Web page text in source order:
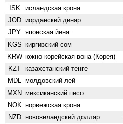
ISK исландская крона
JOD иорданский динар
JPY японская йена
KGS киргизский сом
KRW южно-корейская вона (Корея)
KZT казахстанский тенге
MDL молдовский лей
MXN мексиканский песо
NOK норвежская крона
NZD ново­зеландский доллар